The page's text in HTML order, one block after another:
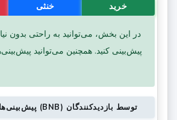
خنثی خرید
در این بخش، می‌توانید به راحتی بدون
پیش‌بینی کنید. همچنین می‌توانید
پیش‌بینی‌های سکه بایننس (BNB) توسط بازدیدکنندگان